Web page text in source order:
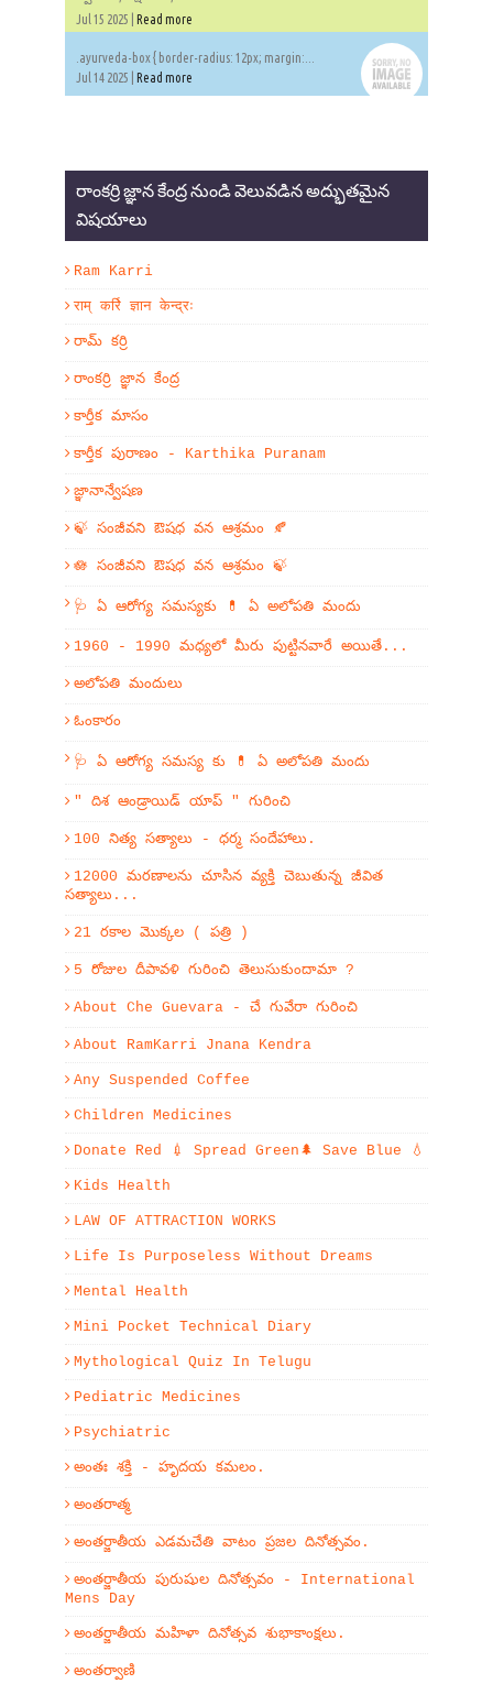
Jul 15 2025 | Read more
.ayurveda-box { border-radius: 12px; margin:...
Jul 14 2025 | Read more
రాంకర్రి జ్ఞాన కేంద్ర నుండి వెలువడిన అద్భుతమైన
విషయాలు
Ram Karri
राम् कर्रि ज्ञान केन्द्रः
రామ్ కర్రి
రాంకర్రి జ్ఞాన కేంద్ర
కార్తీక మాసం
కార్తీక పురాణం - Karthika Puranam
జ్ఞానాన్వేషణ
🍃 సంజీవని ఔషధ వన ఆశ్రమం 🍂
🪷 సంజీవని ఔషధ వన ఆశ్రమం 🍃
🩺 ఏ ఆరోగ్య సమస్యకు 💊 ఏ అలోపతి మందు
1960 - 1990 మధ్యలో మీరు పుట్టినవారే అయితే...
అలోపతి మందులు
ఓంకారం
🩺 ఏ ఆరోగ్య సమస్య కు 💊 ఏ అలోపతి మందు
" దిశ ఆండ్రాయిడ్ యాప్ " గురించి
100 నిత్య సత్యాలు - ధర్మ సందేహాలు.
12000 మరణాలను చూసిన వ్యక్తి చెబుతున్న జీవిత
సత్యాలు...
21 రకాల మొక్కల ( పత్రి )
5 రోజుల దీపావళి గురించి తెలుసుకుందామా ?
About Che Guevara - చే గువేరా గురించి
About RamKarri Jnana Kendra
Any Suspended Coffee
Children Medicines
Donate Red 💉 Spread Green🌲 Save Blue 💧
Kids Health
LAW OF ATTRACTION WORKS
Life Is Purposeless Without Dreams
Mental Health
Mini Pocket Technical Diary
Mythological Quiz In Telugu
Pediatric Medicines
Psychiatric
అంతః శక్తి - హృదయ కమలం.
అంతరాత్మ
అంతర్జాతీయ ఎడమచేతి వాటం ప్రజల దినోత్సవం.
అంతర్జాతీయ పురుషుల దినోత్సవం - International
Mens Day
అంతర్జాతీయ మహిళా దినోత్సవ శుభాకాంక్షలు.
అంతర్వాణి